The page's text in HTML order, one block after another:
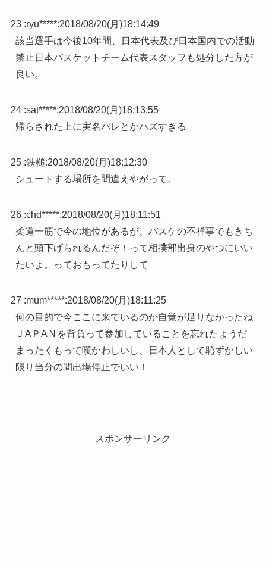
23 :ryu*****:2018/08/20(月)18:14:49
該当選手は今後10年間、日本代表及び日本国内での活動
禁止日本バスケットチーム代表スタッフも処分した方が
良い。
24 :sat*****:2018/08/20(月)18:13:55
帰らされた上に実名バレとかハズすぎる
25 :鉄槌:2018/08/20(月)18:12:30
シュートする場所を間違えやがって。
26 :chd*****:2018/08/20(月)18:11:51
柔道一筋で今の地位があるが、バスケの不祥事でもきち
んと頭下げられるんだぞ！って相撲部出身のやつにいい
たいよ。っておもってたりして
27 :mum*****:2018/08/20(月)18:11:25
何の目的で今ここに来ているのか自覚が足りなかったね
ＪAＰAＮを背負って参加していることを忘れたようだ
まったくもって嘆かわしいし、日本人として恥ずかしい
限り当分の間出場停止でいい！
スポンサーリンク